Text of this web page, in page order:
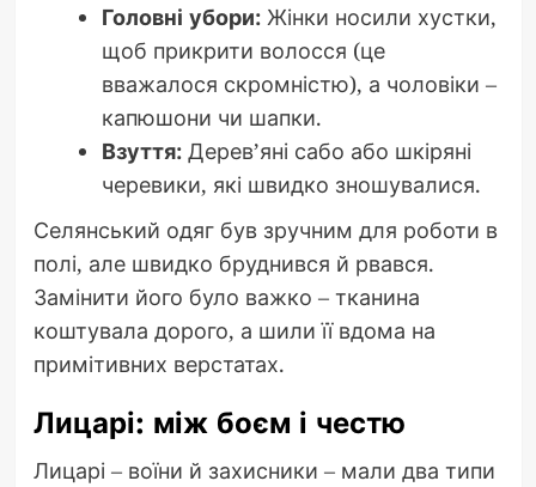
Головні убори:Жінки носили хустки,
щоб прикрити волосся (це
вважалося скромністю), а чоловіки –
капюшони чи шапки.
Взуття:Дерев’яні сабо або шкіряні
черевики, які швидко зношувалися.
Селянський одяг був зручним для роботи в
полі, але швидко бруднився й рвався.
Замінити його було важко – тканина
коштувала дорого, а шили її вдома на
примітивних верстатах.
Лицарі: між боєм і честю
Лицарі – воїни й захисники – мали два типи